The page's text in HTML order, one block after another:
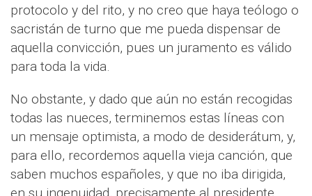
protocolo y del rito, y no creo que haya teólogo o
sacristán de turno que me pueda dispensar de
aquella convicción, pues un juramento es válido
para toda la vida.
No obstante, y dado que aún no están recogidas
todas las nueces, terminemos estas líneas con
un mensaje optimista, a modo de desiderátum, y,
para ello, recordemos aquella vieja canción, que
saben muchos españoles, y que no iba dirigida,